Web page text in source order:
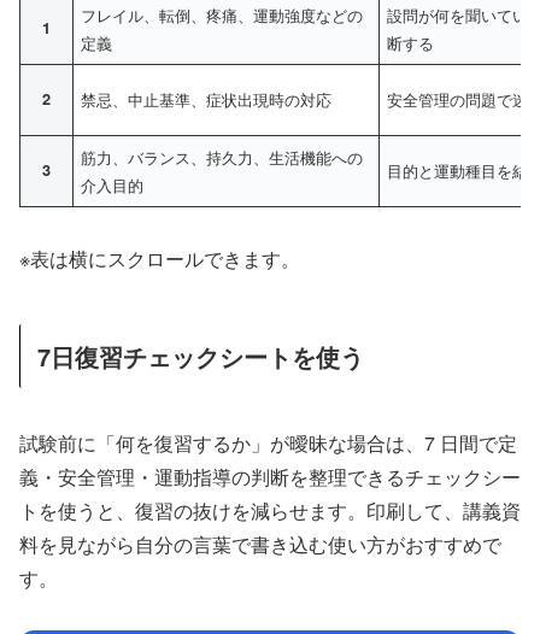
1
フレイル、転倒、疼痛、運動強度などの
定義
設問が何を聞いてい
断する
2 禁忌、中止基準、症状出現時の対応 安全管理の問題で迷
3
筋力、バランス、持久力、生活機能への
介入目的
目的と運動種目を結
※表は横にスクロールできます。
7日復習チェックシートを使う
試験前に「何を復習するか」が曖昧な場合は、7 日間で定
義・安全管理・運動指導の判断を整理できるチェックシー
トを使うと、復習の抜けを減らせます。印刷して、講義資
料を見ながら自分の言葉で書き込む使い方がおすすめで
す。